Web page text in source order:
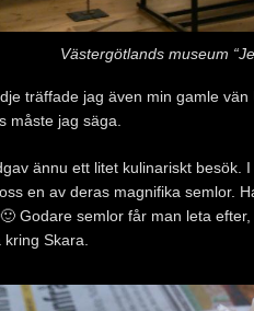
Västergötlands museum
träffade jag även min gamle
måste jag säga.
ännu ett litet kulinariskt besök.
en av deras magnifika semlor.
Godare semlor får man leta
Skara.